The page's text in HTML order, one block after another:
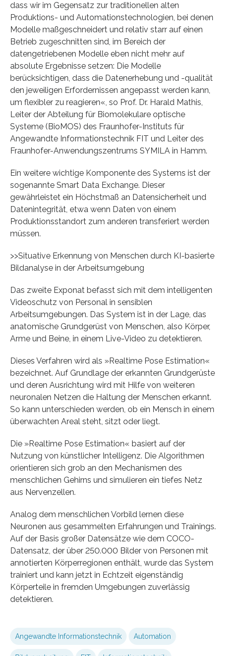
dass wir im Gegensatz zur traditionellen alten
Produktions- und Automationstechnologien, bei denen
Modelle maßgeschneidert und relativ starr auf einen
Betrieb zugeschnitten sind, im Bereich der
datengetriebenen Modelle eben nicht mehr auf
absolute Ergebnisse setzen: Die Modelle
berücksichtigen, dass die Datenerhebung und -qualität
den jeweiligen Erfordernissen angepasst werden kann,
um flexibler zu reagieren«, so Prof. Dr. Harald Mathis,
Leiter der Abteilung für Biomolekulare optische
Systeme (BioMOS) des Fraunhofer-Instituts für
Angewandte Informationstechnik FIT und Leiter des
Fraunhofer-Anwendungszentrums SYMILA in Hamm.
Ein weitere wichtige Komponente des Systems ist der
sogenannte Smart Data Exchange. Dieser
gewährleistet ein Höchstmaß an Datensicherheit und
Datenintegrität, etwa wenn Daten von einem
Produktionsstandort zum anderen transferiert werden
müssen.
>>Situative Erkennung von Menschen durch KI-basierte
Bildanalyse in der Arbeitsumgebung
Das zweite Exponat befasst sich mit dem intelligenten
Videoschutz von Personal in sensiblen
Arbeitsumgebungen. Das System ist in der Lage, das
anatomische Grundgerüst von Menschen, also Körper,
Arme und Beine, in einem Live-Video zu detektieren.
Dieses Verfahren wird als »Realtime Pose Estimation«
bezeichnet. Auf Grundlage der erkannten Grundgerüste
und deren Ausrichtung wird mit Hilfe von weiteren
neuronalen Netzen die Haltung der Menschen erkannt.
So kann unterschieden werden, ob ein Mensch in einem
überwachten Areal steht, sitzt oder liegt.
Die »Realtime Pose Estimation« basiert auf der
Nutzung von künstlicher Intelligenz. Die Algorithmen
orientieren sich grob an den Mechanismen des
menschlichen Gehirns und simulieren ein tiefes Netz
aus Nervenzellen.
Analog dem menschlichen Vorbild lernen diese
Neuronen aus gesammelten Erfahrungen und Trainings.
Auf der Basis großer Datensätze wie dem COCO-
Datensatz, der über 250.000 Bilder von Personen mit
annotierten Körperregionen enthält, wurde das System
trainiert und kann jetzt in Echtzeit eigenständig
Körperteile in fremden Umgebungen zuverlässig
detektieren.
Angewandte Informationstechnik Automation